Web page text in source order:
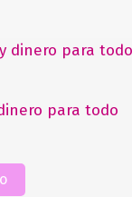
para todo